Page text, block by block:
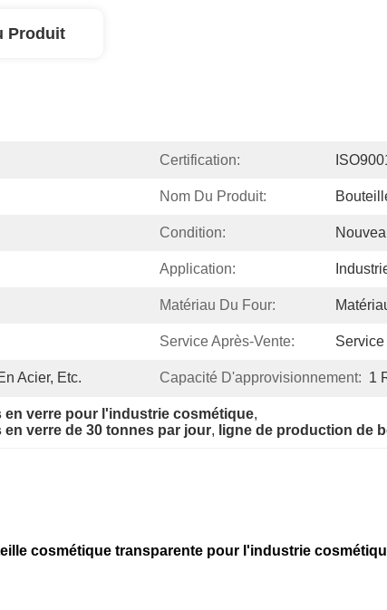
Produit
Certification:
Nom Du Produit:
Condition:
Application:
Matériau Du Four:
Service Après-Vente:
Acier, Etc. Capacité D'approvisionnement: 1
verre pour l'industrie cosmétique,
verre de 30 tonnes par jour, ligne de production de
cosmétique transparente pour l'industrie